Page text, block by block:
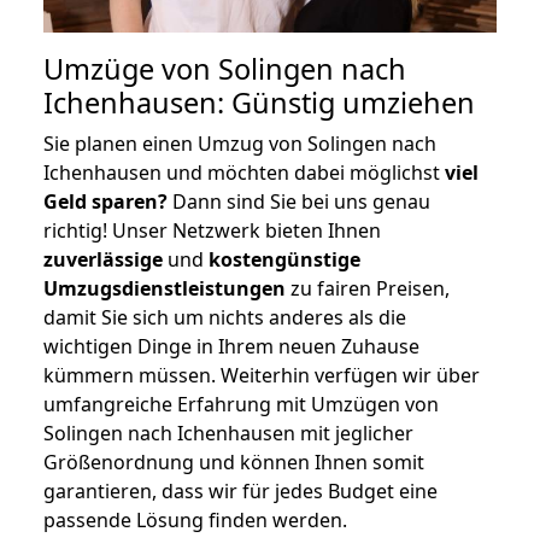
Umzüge von Solingen nach
Ichenhausen: Günstig umziehen
Sie planen einen Umzug von Solingen nach
Ichenhausen und möchten dabei möglichstviel
Geld sparen? Dann sind Sie bei uns genau
richtig! Unser Netzwerk bieten Ihnen
zuverlässige und kostengünstige
Umzugsdienstleistungen zu fairen Preisen,
damit Sie sich um nichts anderes als die
wichtigen Dinge in Ihrem neuen Zuhause
kümmern müssen. Weiterhin verfügen wir über
umfangreiche Erfahrung mit Umzügen von
Solingen nach Ichenhausen mit jeglicher
Größenordnung und können Ihnen somit
garantieren, dass wir für jedes Budget eine
passende Lösung finden werden.